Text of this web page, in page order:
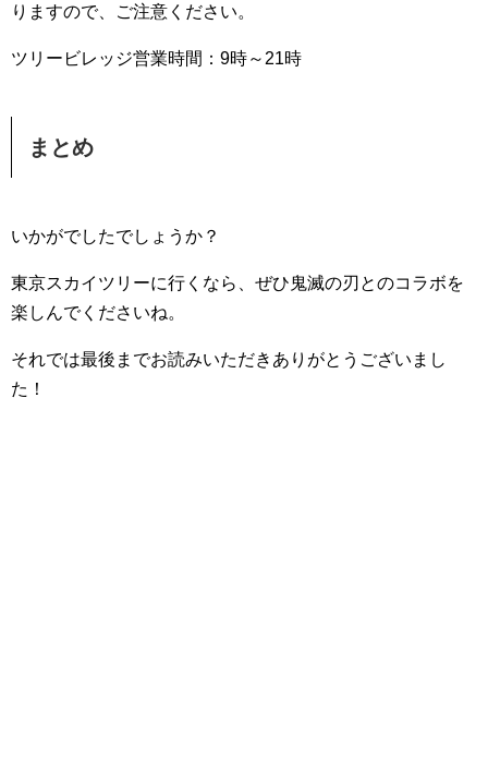
りますので、ご注意ください。
ツリービレッジ営業時間：9時～21時
まとめ
いかがでしたでしょうか？
東京スカイツリーに行くなら、ぜひ鬼滅の刃とのコラボを
楽しんでくださいね。
それでは最後までお読みいただきありがとうございまし
た！